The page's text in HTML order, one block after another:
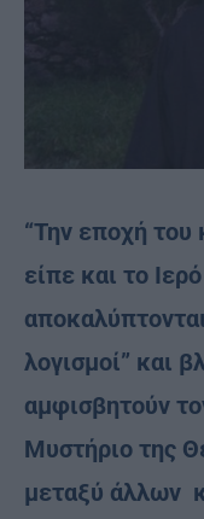
“Την εποχή
είπε και το
λογισμοί” και
αμφισβητούν
Μυστήριο της
μεταξύ άλλων